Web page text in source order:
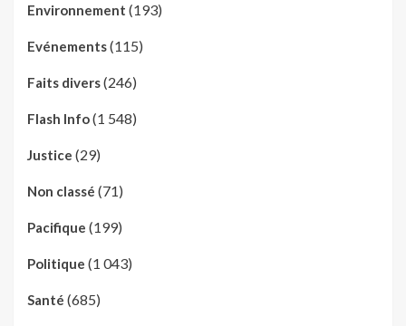
Environnement (193)
Evénements(115)
Faits divers(246)
Flash Info(1 548)
Justice (29)
Non classé (71)
Pacifique (199)
Politique (1 043)
Santé (685)